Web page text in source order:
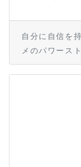
自分に自信を
メのパワース